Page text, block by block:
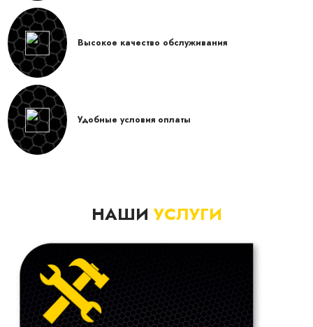
Высокое качество обслуживания
Удобные условия оплаты
НАШИ УСЛУГИ